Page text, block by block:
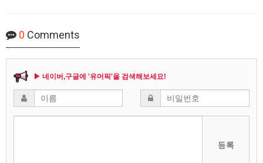
0 Comments
▶ 네이버,구글에 '유머픽'을 검색해보세요!
등록